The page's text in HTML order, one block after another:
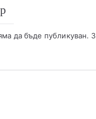
да бъде публикуван.